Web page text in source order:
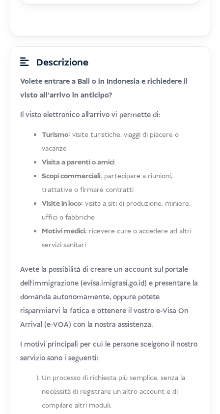
Descrizione
Volete entrare a Bali o in Indonesia e richiedere il
visto all'arrivo in anticipo?
Il visto elettronico all'arrivo vi permette di:
Turismo: visite turistiche, viaggi di piacere o
vacanze
Visita a parenti o amici
Scopi commerciali: partecipare a riunioni,
trattative o firmare contratti
Visite in loco: visita a siti di produzione, miniere,
uffici o fabbriche
Motivi medici: ricevere cure o accedere ad altri
servizi sanitari
Avete la possibilità di creare un account sul portale
dell'immigrazione (evisa.imigrasi.go.id) e presentare la
domanda autonomamente, oppure potete
risparmiarvi la fatica e ottenere il vostro e-Visa On
Arrival (e-VOA) con la nostra assistenza.
I motivi principali per cui le persone scelgono il nostro
servizio sono i seguenti:
Un processo di richiesta più semplice, senza la
necessità di registrare un altro account e di
compilare altri moduli.